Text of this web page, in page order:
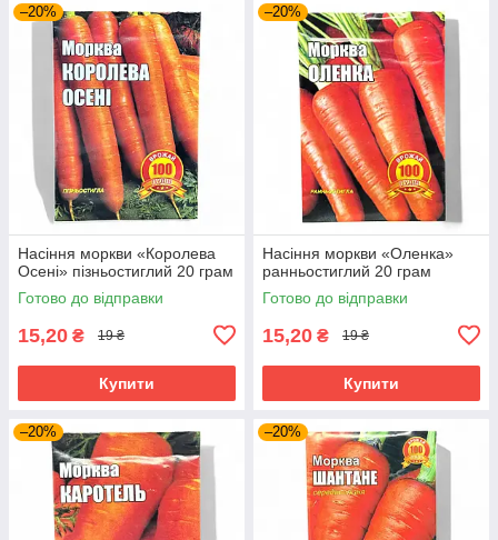
–20%
Насіння моркви «Королева
Осені» пізньостиглий 20 грам
Готово до відправки
15,20 ₴ 19 ₴
Купити
–20%
Насіння моркви «Оленка»
ранньостиглий 20 грам
Готово до відправки
15,20 ₴ 19 ₴
Купити
–20% –20%